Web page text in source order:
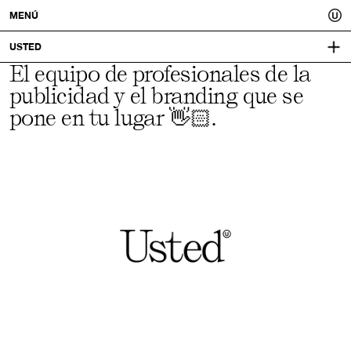
Usted.
Un
mejor
tú.
MENÚ
USTED
IDENTIDAD VISUAL:
PRÀCTICA
El equipo de profesionales de la
publicidad y el branding que se
pone en tu lugar 👋🏻.